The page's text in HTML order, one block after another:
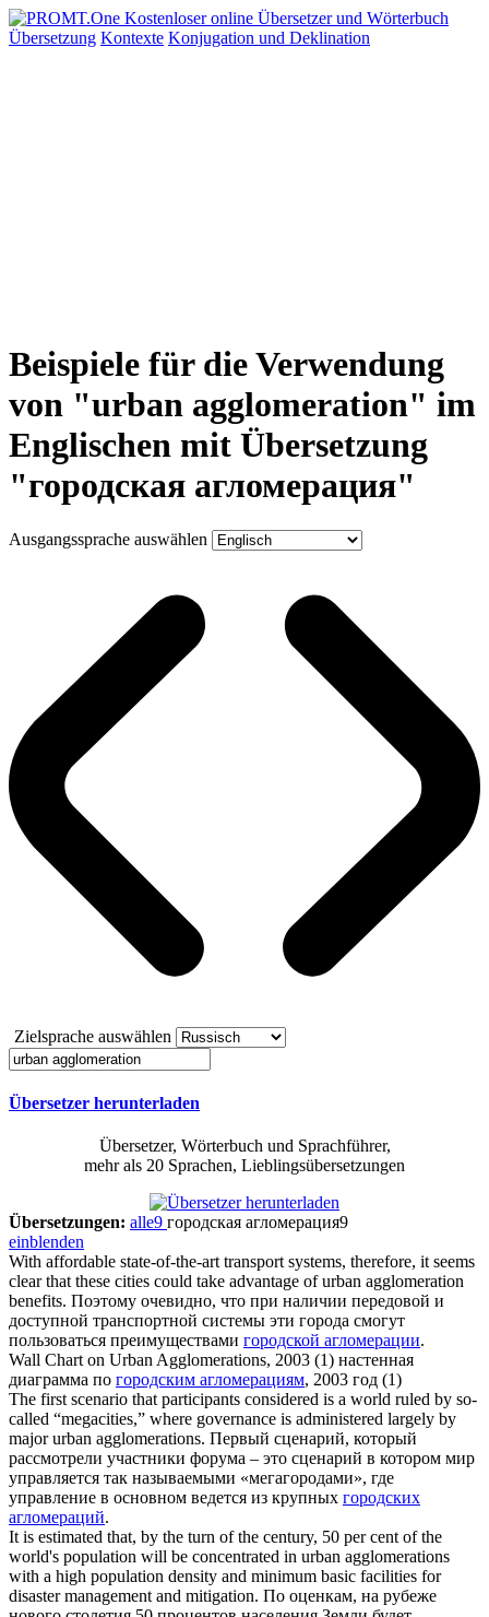
Übersetzung Kontexte Konjugation und Deklination
Beispiele für die Verwendung
von "urban agglomeration" im
Englischen mit Übersetzung
"городская агломерация"
Ausgangssprache auswählen
Zielsprache auswählen
Übersetzer herunterladen
Übersetzer, Wörterbuch und Sprachführer,
mehr als 20 Sprachen, Lieblingsübersetzungen
Übersetzungen: alle9 городская агломерация9
einblenden
With affordable state-of-the-art transport systems, therefore, it seems
clear that these cities could take advantage ofurban agglomeration
benefits. Поэтому очевидно, что при наличии передовой и
доступной транспортной системы эти города смогут
пользоваться преимуществами городской агломерации.
Wall Chart on Urban Agglomerations, 2003 (1) настенная
диаграмма по городским агломерациям, 2003 год (1)
The first scenario that participants considered is a world ruled by so-
called “megacities,” where governance is administered largely by
majorurban agglomerations. Первый сценарий, который
рассмотрели участники форума – это сценарий в котором мир
управляется так называемыми «мегагородами», где
управление в основном ведется из крупных городских
агломераций.
It is estimated that, by the turn of the century, 50 per cent of the
world's population will be concentrated in urban agglomerations
with a high population density and minimum basic facilities for
disaster management and mitigation. По оценкам, на рубеже